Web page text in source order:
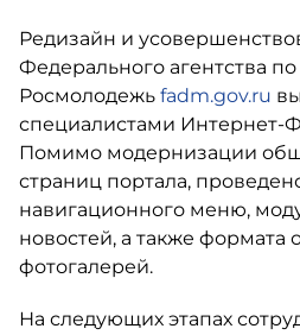
Редизайн и
Федерального агентства
Росмолодежь fadm.gov.ru
специалистами Интернет-
Помимо модернизации
страниц портала,
навигационного меню,
новостей, а также формата
фотогалерей.
На следующих этапах